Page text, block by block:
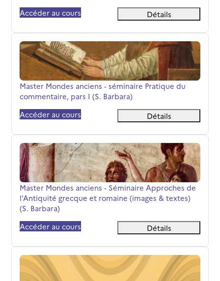
Accéder au cours
Détails
Master Mondes anciens - séminaire Pratique du
Nom du cours
Master Mondes anciens - séminaire Pratique du
commentaire, pars I (S. Barbara)
Accéder au cours
Détails
Master Mondes anciens - Séminaire Approches de
Nom du cours
Master Mondes anciens - Séminaire Approches de
l'Antiquité grecque et romaine (images & textes)
(S. Barbara)
Accéder au cours
Détails
Master - Edition d'Hélène Bollack